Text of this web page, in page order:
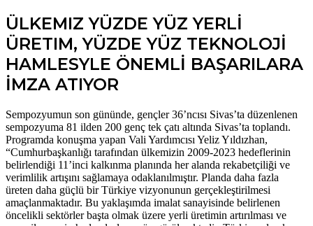
ÜLKEMIZ YÜZDE YÜZ YERLİ
ÜRETIM, YÜZDE YÜZ TEKNOLOJİ
HAMLESYLE ÖNEMLİ BAŞARILARA
İMZA ATIYOR
Sempozyumun son gününde, gençler 36’ncısı Sivas’ta düzenlenen
sempozyuma 81 ilden 200 genç tek çatı altında Sivas’ta toplandı.
Programda konuşma yapan Vali Yardımcısı Yeliz Yıldızhan,
“Cumhurbaşkanlığı tarafından ülkemizin 2009-2023 hedeflerinin
belirlendiği 11’inci kalkınma planında her alanda rekabetçiliği ve
verimlilik artışını sağlamaya odaklanılmıştır. Planda daha fazla
üreten daha güçlü bir Türkiye vizyonunun gerçekleştirilmesi
amaçlanmaktadır. Bu yaklaşımda imalat sanayisinde belirlenen
öncelikli sektörler başta olmak üzere yerli üretimin artırılması ve